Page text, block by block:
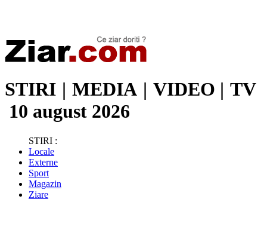
STIRI | MEDIA | VIDEO | TV
10 august 2026
STIRI :
Locale
Externe
Sport
Magazin
Ziare